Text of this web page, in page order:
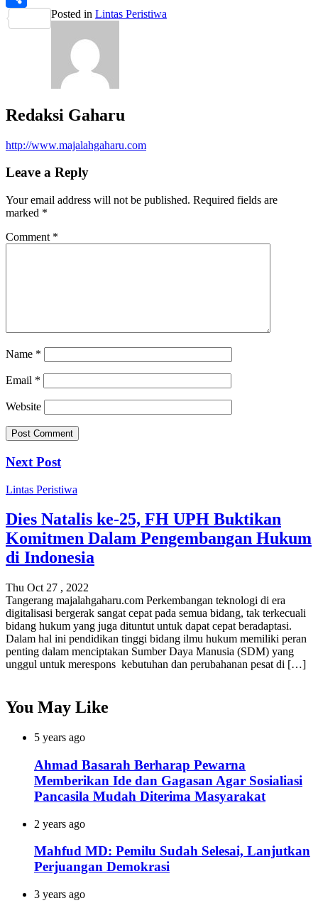
Share
Posted in Lintas Peristiwa
Redaksi Gaharu
http://www.majalahgaharu.com
Leave a Reply
Your email address will not be published. Required fields are
marked *
Comment *
Name *
Email *
Website
Next Post
Lintas Peristiwa
Dies Natalis ke-25, FH UPH Buktikan
Komitmen Dalam Pengembangan Hukum
di Indonesia
Thu Oct 27 , 2022
Tangerang majalahgaharu.com Perkembangan teknologi di era
digitalisasi bergerak sangat cepat pada semua bidang, tak terkecuali
bidang hukum yang juga dituntut untuk dapat cepat beradaptasi.
Dalam hal ini pendidikan tinggi bidang ilmu hukum memiliki peran
penting dalam menciptakan Sumber Daya Manusia (SDM) yang
unggul untuk merespons kebutuhan dan perubahanan pesat di […]
You May Like
5 years ago
Ahmad Basarah Berharap Pewarna
Memberikan Ide dan Gagasan Agar Sosialiasi
Pancasila Mudah Diterima Masyarakat
2 years ago
Mahfud MD: Pemilu Sudah Selesai, Lanjutkan
Perjuangan Demokrasi
3 years ago